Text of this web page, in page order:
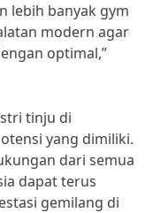
lebih banyak gym
modern agar
optimal,”
tinju di
yang dimiliki.
dari semua
dapat terus
gemilang di